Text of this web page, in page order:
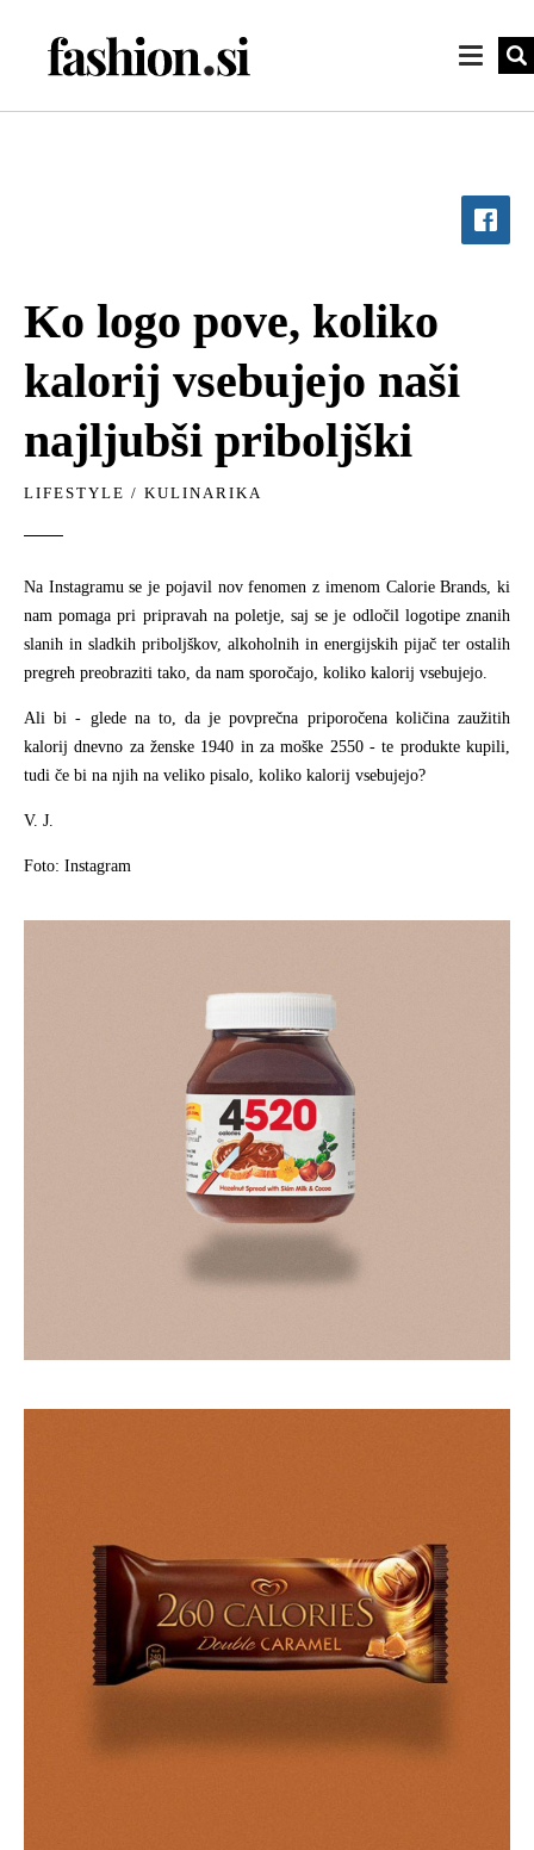
Ko logo pove, koliko
kalorij vsebujejo naši
najljubši priboljški
LIFESTYLE / KULINARIKA
Na Instagramu se je pojavil nov fenomen z imenom Calorie Brands, ki
nam pomaga pri pripravah na poletje, saj se je odločil logotipe znanih
slanih in sladkih priboljškov, alkoholnih in energijskih pijač ter ostalih
pregreh preobraziti tako, da nam sporočajo, koliko kalorij vsebujejo.
Ali bi - glede na to, da je povprečna priporočena količina zaužitih
kalorij dnevno za ženske 1940 in za moške 2550 - te produkte kupili,
tudi če bi na njih na veliko pisalo, koliko kalorij vsebujejo?
V. J.
Foto: Instagram